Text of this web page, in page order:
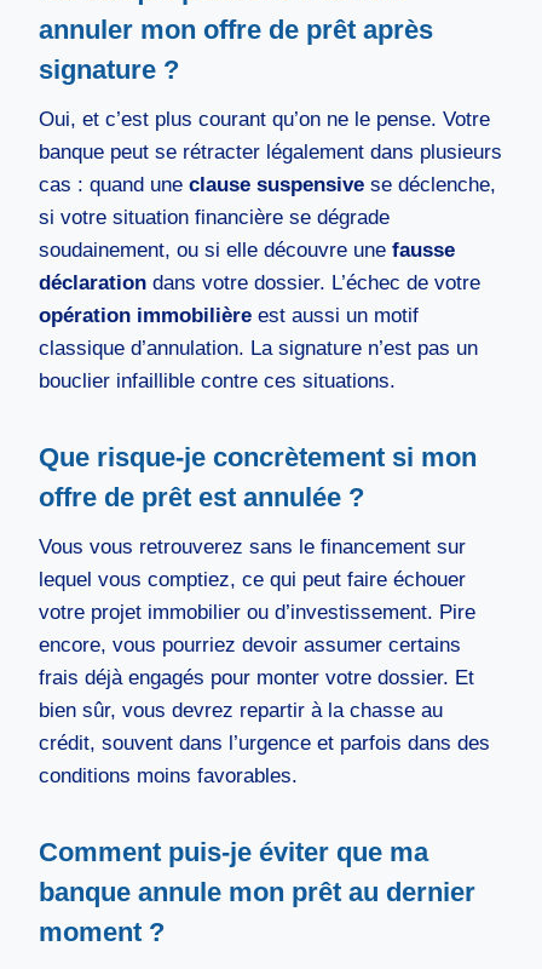
annuler mon offre de prêt après
signature ?
Oui, et c’est plus courant qu’on ne le pense. Votre
banque peut se rétracter légalement dans plusieurs
cas : quand une clause suspensive se déclenche,
si votre situation financière se dégrade
soudainement, ou si elle découvre une fausse
déclaration dans votre dossier. L’échec de votre
opération immobilière est aussi un motif
classique d’annulation. La signature n’est pas un
bouclier infaillible contre ces situations.
Que risque-je concrètement si mon
offre de prêt est annulée ?
Vous vous retrouverez sans le financement sur
lequel vous comptiez, ce qui peut faire échouer
votre projet immobilier ou d’investissement. Pire
encore, vous pourriez devoir assumer certains
frais déjà engagés pour monter votre dossier. Et
bien sûr, vous devrez repartir à la chasse au
crédit, souvent dans l’urgence et parfois dans des
conditions moins favorables.
Comment puis-je éviter que ma
banque annule mon prêt au dernier
moment ?